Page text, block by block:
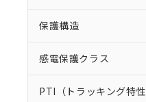
保護構造
感電保護クラス
PTI（トラッキング特性